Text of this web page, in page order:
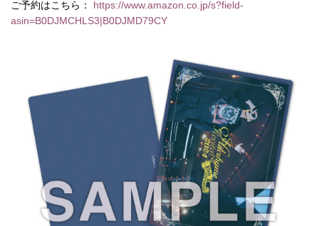
ご予約はこちら：
https://www.amazon.co.jp/s?field-
asin=B0DJMCHLS3|B0DJMD79CY